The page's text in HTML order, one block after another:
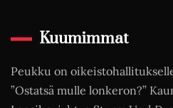
Kuumimmat
Peukku on
”Ostatsä mulle lonkeron?”